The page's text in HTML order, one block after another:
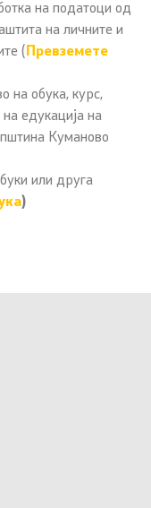
на податоци од
на личните и
(
Превземете
на обука, курс,
едукација на
Куманово
или друга
)